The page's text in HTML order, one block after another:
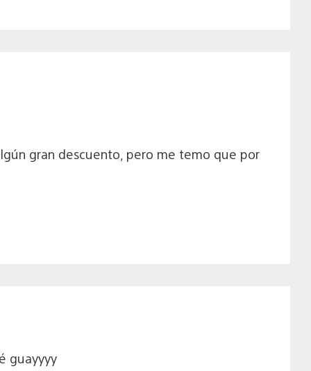
gran descuento, pero me temo que por
guayyyy